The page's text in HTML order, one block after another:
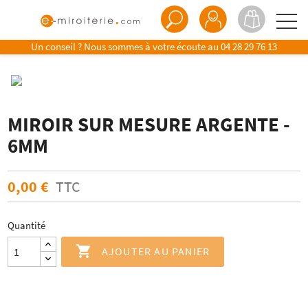
Un conseil ? Nous sommes à votre écoute au 04 28 29 76 13
MIROIR SUR MESURE ARGENTE -
6MM
0,00 € TTC
Quantité
 AJOUTER AU PANIER